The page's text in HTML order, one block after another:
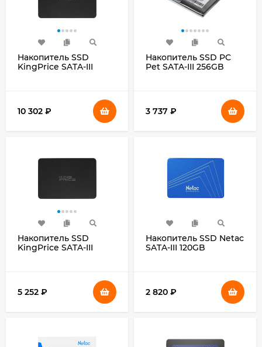
Накопитель SSD
KingPrice SATA-III
10 302 ₽
Накопитель SSD PC
Pet SATA-III 256GB
3 737 ₽
Накопитель SSD
KingPrice SATA-III
5 252 ₽
Накопитель SSD Netac
SATA-III 120GB
2 820 ₽